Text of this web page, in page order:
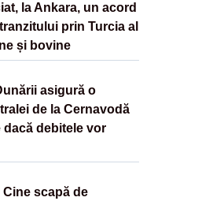
la Ankara, un acord
prin Turcia al
și bovine
asigură o
de la Cernavodă
debitele vor
scapă de